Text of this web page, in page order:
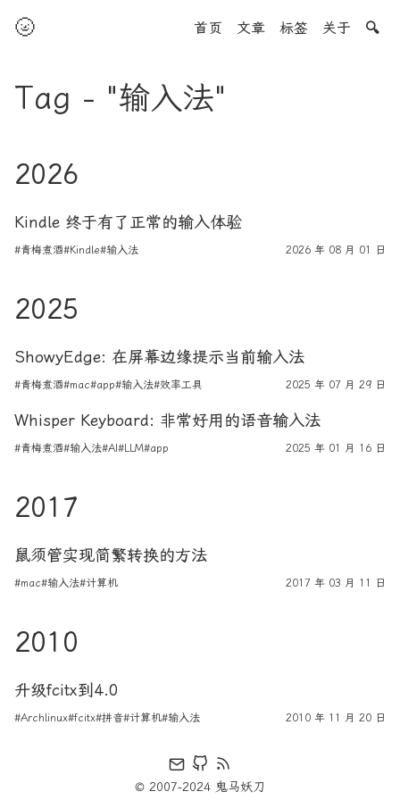
🌝 首页 文章 标签 关于 🔍
Tag - "输入法"
2026
Kindle 终于有了正常的输入体验
#青梅煮酒#Kindle#输入法 2026 年 08 月 01 日
2025
ShowyEdge: 在屏幕边缘提示当前输入法
#青梅煮酒#mac#app#输入法#效率工具 2025 年 07 月 29 日
Whisper Keyboard: 非常好用的语音输入法
#青梅煮酒#输入法#AI#LLM#app 2025 年 01 月 16 日
2017
鼠须管实现简繁转换的方法
#mac#输入法#计算机 2017 年 03 月 11 日
2010
升级fcitx到4.0
#Archlinux#fcitx#拼音#计算机#输入法 2010 年 11 月 20 日
© 2007-2024 鬼马妖刀